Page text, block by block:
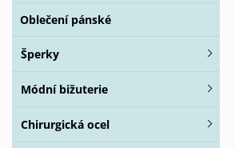
Oblečení pánské
Šperky
Módní bižuterie
Chirurgická ocel